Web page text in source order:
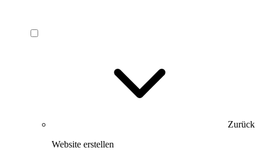
Zurück
Website erstellen